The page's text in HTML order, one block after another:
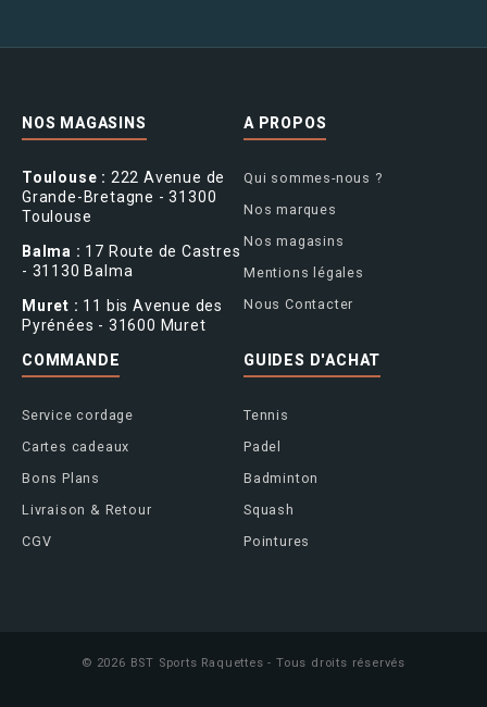
NOS MAGASINS
Toulouse : 222 Avenue de
Grande-Bretagne - 31300
Toulouse
Balma : 17 Route de Castres
- 31130 Balma
Muret : 11 bis Avenue des
Pyrénées - 31600 Muret
A PROPOS
Qui sommes-nous ?
Nos marques
Nos magasins
Mentions légales
Nous Contacter
COMMANDE
Service cordage
Cartes cadeaux
Bons Plans
Livraison & Retour
CGV
GUIDES D'ACHAT
Tennis
Padel
Badminton
Squash
Pointures
© 2026 BST Sports Raquettes - Tous droits réservés